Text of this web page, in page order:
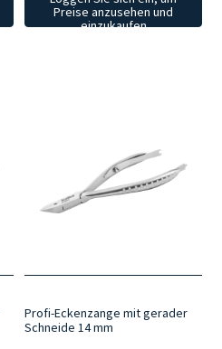
Preise anzusehen und
einzukaufen
Profi-Eckenzange mit gerader
Schneide 14 mm